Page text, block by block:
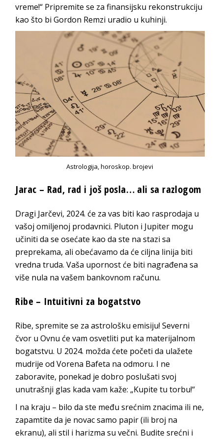
vreme!“ Pripremite se za finansijsku rekonstrukciju
kao što bi Gordon Remzi uradio u kuhinji.
Astrologija, horoskop. brojevi
Jarac – Rad, rad i još posla… ali sa razlogom
Dragi Jarčevi, 2024. će za vas biti kao rasprodaja u
vašoj omiljenoj prodavnici. Pluton i Jupiter mogu
učiniti da se osećate kao da ste na stazi sa
preprekama, ali obećavamo da će ciljna linija biti
vredna truda. Vaša upornost će biti nagrađena sa
više nula na vašem bankovnom računu.
Ribe – Intuitivni za bogatstvo
Ribe, spremite se za astrološku emisiju! Severni
čvor u Ovnu će vam osvetliti put ka materijalnom
bogatstvu. U 2024. možda ćete početi da ulažete
mudrije od Vorena Bafeta na odmoru. I ne
zaboravite, ponekad je dobro poslušati svoj
unutrašnji glas kada vam kaže: „Kupite tu torbu!“
I na kraju – bilo da ste među srećnim znacima ili ne,
zapamtite da je novac samo papir (ili broj na
ekranu), ali stil i harizma su večni. Budite srećni i